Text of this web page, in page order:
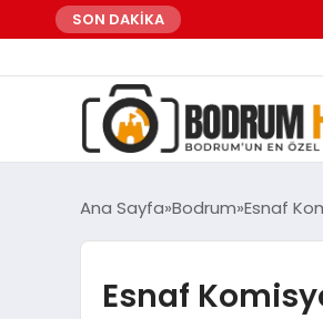
SON DAKİKA
Ana Sayfa Bodrum Esnaf
Esnaf